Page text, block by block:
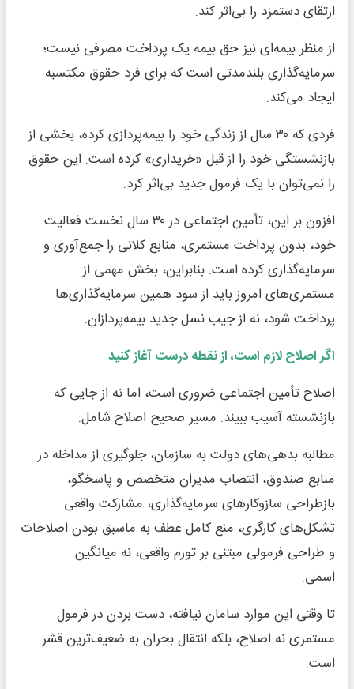
ارتقای دستمزد را بی‌اثر ‌کند.
از منظر بیمه‌ای نیز حق بیمه یک پرداخت مصرفی نیست؛
سرمایه‌گذاری بلندمدتی است که برای فرد حقوق مکتسبه
ایجاد می‌کند.
فردی که ۳۰ سال از زندگی خود را بیمه‌پردازی کرده، بخشی از
بازنشستگی خود را از قبل «خریداری» کرده است. این حقوق
را نمی‌توان با یک فرمول جدید بی‌اثر کرد.
افزون بر این، تأمین اجتماعی در ۳۰ سال نخست فعالیت
خود، بدون پرداخت مستمری، منابع کلانی را جمع‌آوری و
سرمایه‌گذاری کرده است. بنابراین، بخش مهمی از
مستمری‌های امروز باید از سود همین سرمایه‌گذاری‌ها
پرداخت شود، نه از جیب نسل جدید بیمه‌پردازان.
اگر اصلاح لازم است، از نقطه درست آغاز کنید
اصلاح تأمین اجتماعی ضروری است، اما نه از جایی که
بازنشسته آسیب ببیند. مسیر صحیح اصلاح شامل:
مطالبه بدهی‌های دولت به سازمان، جلوگیری از مداخله در
منابع صندوق، انتصاب مدیران متخصص و پاسخگو،
بازطراحی سازوکارهای سرمایه‌گذاری، مشارکت واقعی
تشکل‌های کارگری، منع کامل عطف به ماسبق بودن اصلاحات
و طراحی فرمولی مبتنی بر تورم واقعی، نه میانگین
اسمی.
تا وقتی این موارد سامان نیافته، دست بردن در فرمول
مستمری نه اصلاح، بلکه انتقال بحران به ضعیف‌ترین قشر
است.